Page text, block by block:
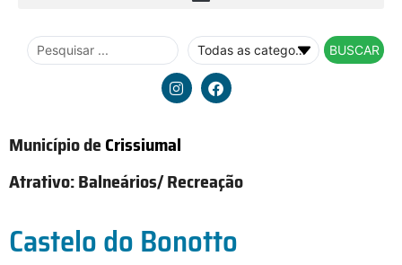
BUSCAR
Município deCrissiumal
Atrativo:Balneários/ Recreação
Castelo do Bonotto